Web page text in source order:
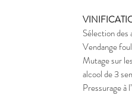
Sélection des
Vendange
Mutage sur
alcool de 3
Pressurage à